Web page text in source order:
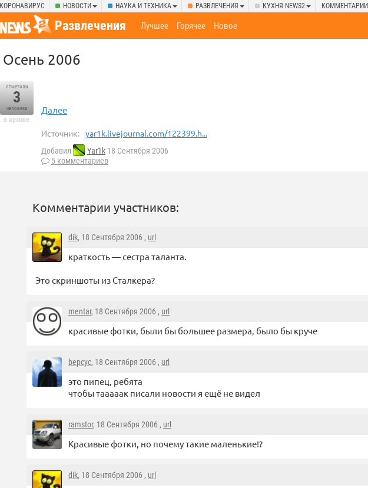
КОРОНАВИРУС НОВОСТИ НАУКА И ТЕХНИКА РАЗВЛЕЧЕНИЯ КУХНЯ NEWS2 КОММЕНТАРИИ
Развлечения Лучшее Горячее Новое
Осень 2006
отметили
3
человека
в архиве
Далее
Источник: yar1k.livejournal.com/122399.h...
Добавил Yar1k 18 Сентября 2006
5 комментариев
Комментарии участников:
dik, 18 Сентября 2006 , url
краткость — сестра таланта.
Это скриншоты из Сталкера?
mentar, 18 Сентября 2006 , url
красивые фотки, были бы большее размера, было бы круче
bepcyc, 18 Сентября 2006 , url
это пипец, ребята
чтобы тааааак писали новости я ещё не видел
ramstor, 18 Сентября 2006 , url
Красивые фотки, но почему такие маленькие!?
dik, 18 Сентября 2006 , url